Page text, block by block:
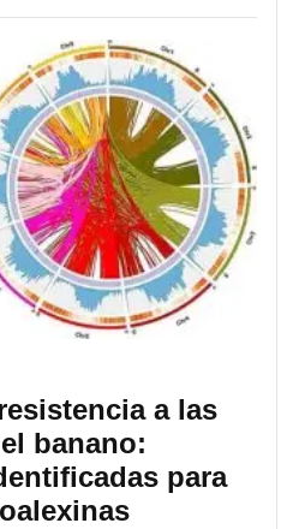
a las
banano:
para